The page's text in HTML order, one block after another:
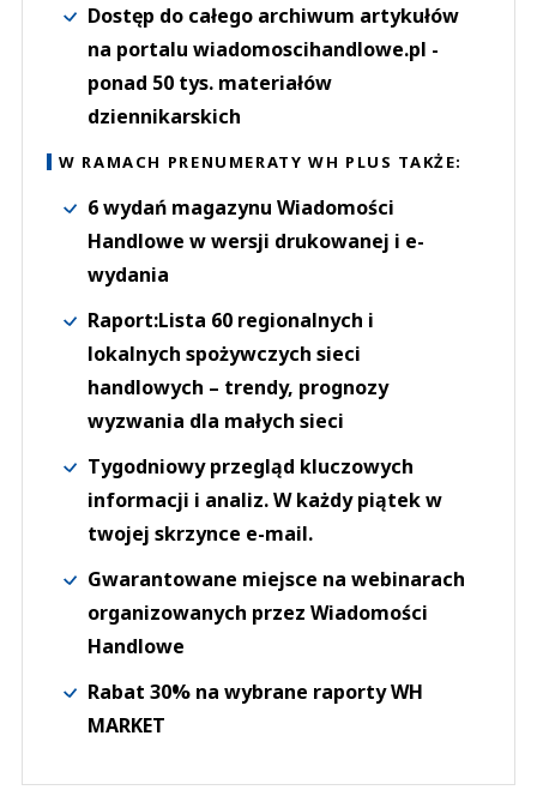
Dostęp do całego archiwum artykułów
na portalu wiadomoscihandlowe.pl -
ponad 50 tys. materiałów
dziennikarskich
W RAMACH PRENUMERATY WH PLUS TAKŻE:
6 wydań magazynu Wiadomości
Handlowe w wersji drukowanej i e-
wydania
Raport:Lista 60 regionalnych i
lokalnych spożywczych sieci
handlowych – trendy, prognozy
wyzwania dla małych sieci
Tygodniowy przegląd kluczowych
informacji i analiz. W każdy piątek w
twojej skrzynce e-mail.
Gwarantowane miejsce na webinarach
organizowanych przez Wiadomości
Handlowe
Rabat 30% na wybrane raporty WH
MARKET